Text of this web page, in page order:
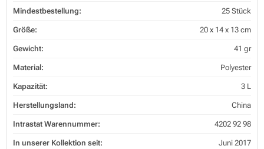
Mindestbestellung: 25 Stück
Größe: 20 x 14 x 13 cm
Gewicht: 41 gr
Material: Polyester
Kapazität: 3 L
Herstellungsland: China
Intrastat Warennummer: 4202 92 98
In unserer Kollektion seit: Juni 2017